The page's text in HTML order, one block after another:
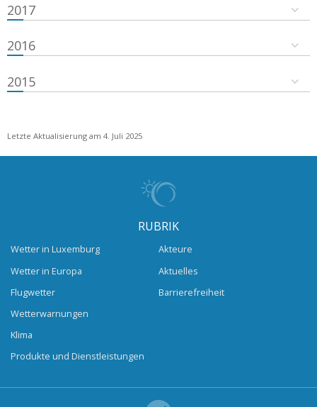
2017
2016
2015
Letzte Aktualisierung am 4. Juli 2025
RUBRIK
Wetter in Luxemburg
Wetter in Europa
Flugwetter
Wetterwarnungen
Klima
Produkte und Dienstleistungen
Akteure
Aktuelles
Barrierefreiheit